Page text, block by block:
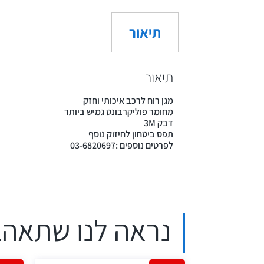
תיאור
תיאור
מגן רוח לרכב איכותי וחזק
מחומר פוליקרבונט גמיש ביותר
דבק 3M
תפס ביטחון לחיזוק נוסף
לפרטים נוספים :03-6820697
נראה לנו